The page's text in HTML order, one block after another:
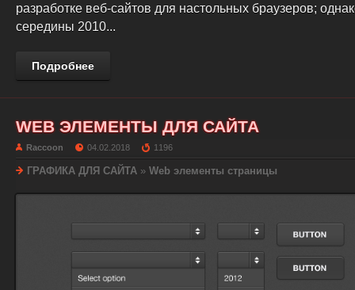
разработке веб-сайтов для настольных браузеров;
середины 2010...
Подробнее
WEB ЭЛЕМЕНТЫ ДЛЯ САЙТА
Raccoon 04.02.2018 1196
ГРАФИКА ДЛЯ САЙТА » Web элементы страницы